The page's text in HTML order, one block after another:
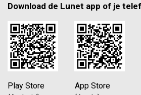
Download de Lunet app of je
Play Store App Store